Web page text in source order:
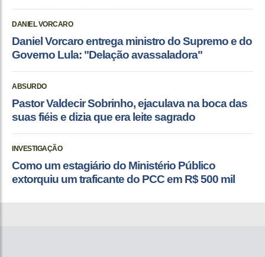
DANIEL VORCARO
Daniel Vorcaro entrega ministro do Supremo e do
Governo Lula: "Delação avassaladora"
ABSURDO
Pastor Valdecir Sobrinho, ejaculava na boca das
suas fiéis e dizia que era leite sagrado
INVESTIGAÇÃO
Como um estagiário do Ministério Público
extorquiu um traficante do PCC em R$ 500 mil